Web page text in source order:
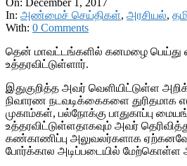
In: அண்மைச் செய்திகள், அரசியல்,
With: 0 Comments
தென் மாவட்டங்களில் கனமழை பெய்து
உத்தரவிட்டுள்ளார்.
இதுகுறித்த அவர் வெளியிட்டுள்ள
நிவாரண நடவடிக்கைகளை துரிதமாக
முகாம்கள், பல்நோக்கு பாதுகாப்பு
உத்தரவிட்டுள்ளதாகவும் அவர்
கண்காணிப்பு அலுவலர்களாக ஏற்கனவே
போர்க்கால அடிப்படையில் மேற்கொள்ள